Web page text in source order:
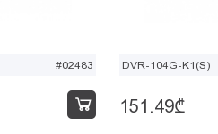
#02483 DVR-104G-K1(S)
151.49₾